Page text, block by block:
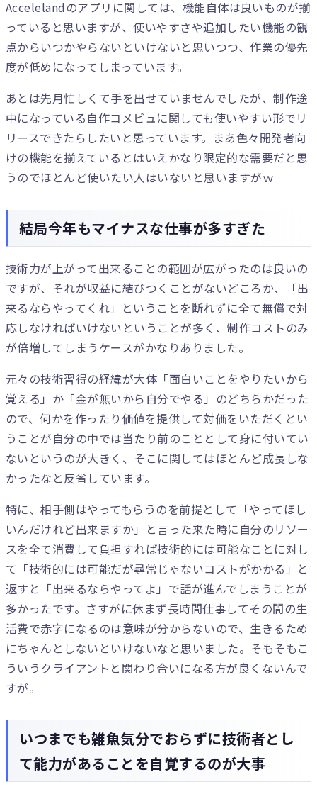
Accelelandのアプリに関しては、機能自体は良いものが揃
っていると思いますが、使いやすさや追加したい機能の観
点からいつかやらないといけないと思いつつ、作業の優先
度が低めになってしまっています。
あとは先月忙しくて手を出せていませんでしたが、制作途
中になっている自作コメビュに関しても使いやすい形でリ
リースできたらしたいと思っています。まあ色々開発者向
けの機能を揃えているとはいえかなり限定的な需要だと思
うのでほとんど使いたい人はいないと思いますがｗ
結局今年もマイナスな仕事が多すぎた
技術力が上がって出来ることの範囲が広がったのは良いの
ですが、それが収益に結びつくことがないどころか、「出
来るならやってくれ」ということを断れずに全て無償で対
応しなければいけないということが多く、制作コストのみ
が倍増してしまうケースがかなりありました。
元々の技術習得の経緯が大体「面白いことをやりたいから
覚える」か「金が無いから自分でやる」のどちらかだった
ので、何かを作ったり価値を提供して対価をいただくとい
うことが自分の中では当たり前のこととして身に付いてい
ないというのが大きく、そこに関してはほとんど成長しな
かったなと反省しています。
特に、相手側はやってもらうのを前提として「やってほし
いんだけれど出来ますか」と言った来た時に自分のリソー
スを全て消費して負担すれば技術的には可能なことに対し
て「技術的には可能だが尋常じゃないコストがかかる」と
返すと「出来るならやってよ」で話が進んでしまうことが
多かったです。さすがに休まず長時間仕事してその間の生
活費で赤字になるのは意味が分からないので、生きるため
にちゃんとしないといけないなと思いました。そもそもこ
ういうクライアントと関わり合いになる方が良くないんで
すが。
いつまでも雑魚気分でおらずに技術者とし
て能力があることを自覚するのが大事